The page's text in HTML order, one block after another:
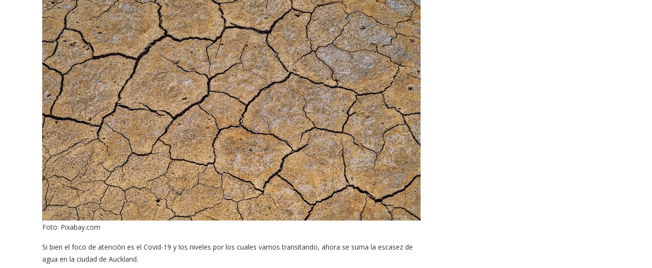
Foto: Pixabay.com
Si bien el foco de atención es el Covid-19 y los niveles por los cuales vamos transitando, ahora se suma la escasez de
agua en la ciudad de Auckland.